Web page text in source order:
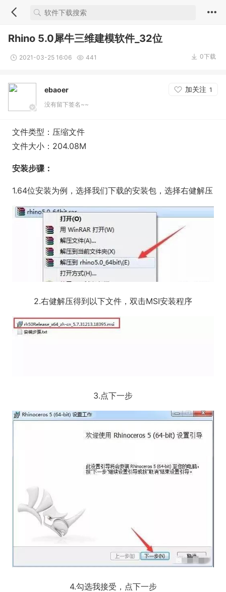
Rhino 5.0犀牛三维建模软件_32位
2021-03-25 16:06 441 0下载
ebaoer 加关注 1
没有留下签名~~
文件类型：压缩文件
文件大小：204.08M
安装步骤：
1.64位安装为例，选择我们下载的安装包，选择右健解压
2.右健解压得到以下文件，双击MSI安装程序
3.点下一步
4.勾选我接受，点下一步